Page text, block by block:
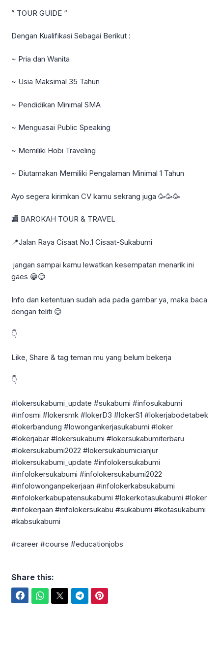
” TOUR GUIDE “
Dengan Kualifikasi Sebagai Berikut :
~ Pria dan Wanita
~ Usia Maksimal 35 Tahun
~ Pendidikan Minimal SMA
~ Menguasai Public Speaking
~ Memiliki Hobi Traveling
~ Diutamakan Memiliki Pengalaman Minimal 1 Tahun
Ayo segera kirimkan CV kamu sekrang juga 🥳🥳🥳
🏬 BAROKAH TOUR & TRAVEL
📍Jalan Raya Cisaat No.1 Cisaat-Sukabumi
jangan sampai kamu lewatkan kesempatan menarik ini
gaes 😁😊
Info dan ketentuan sudah ada pada gambar ya, maka baca
dengan teliti 😊
👇
Like, Share & tag teman mu yang belum bekerja
👇
#lokersukabumi_update #sukabumi #infosukabumi
#infosmi #lokersmk #lokerD3 #lokerS1 #lokerjabodetabek
#lokerbandung #lowongankerjasukabumi #loker
#lokerjabar #lokersukabumi #lokersukabumiterbaru
#lokersukabumi2022 #lokersukabumicianjur
#lokersukabumi_update #infolokersukabumi
#infolokersukabumi #infolokersukabumi2022
#infolowonganpekerjaan #infolokerkabsukabumi
#infolokerkabupatensukabumi #lokerkotasukabumi #loker
#infokerjaan #infolokersukabu #sukabumi #kotasukabumi
#kabsukabumi
#career #course #educationjobs
Share this: